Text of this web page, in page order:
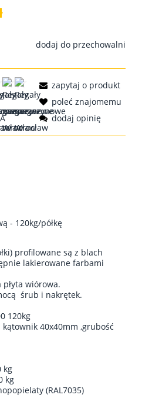
dodaj do przechowalni
zapytaj o produkt
poleć znajomemu
dodaj opinię
- 120kg/półkę
profilowane są z blach
lakierowane farbami
płyta wiórowa.
śrub i nakrętek.
120kg
40x40mm ,grubość
kg
kg
(RAL7035)